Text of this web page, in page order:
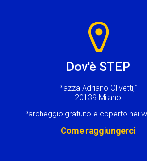
Dov'è STEP
Piazza Adriano Olivetti,1
20139 Milano
Parcheggio gratuito e coperto nei
Come raggiungerci